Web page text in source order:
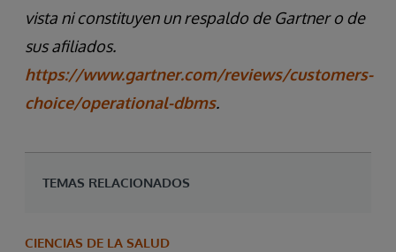
vista ni constituyen un respaldo de Gartner o de
sus afiliados.
https://www.gartner.com/reviews/customers-
choice/operational-dbms.
TEMAS RELACIONADOS
CIENCIAS DE LA SALUD